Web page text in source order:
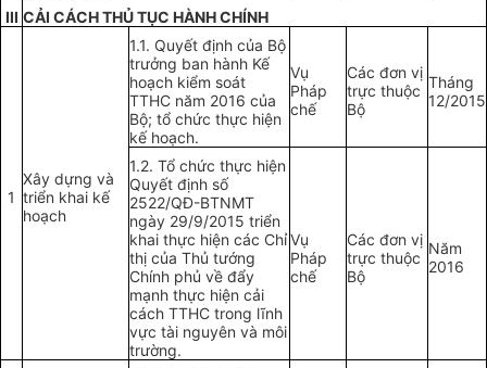
III CẢI CÁCH THỦ TỤC HÀNH CHÍNH
1
Xây dựng và
triển khai kế
hoạch
1.1. Quyết định của Bộ
trưởng ban hành Kế
hoạch kiểm soát
TTHC năm 2016 của
Bộ; tổ chức thực hiện
kế hoạch.
Vụ
Pháp
chế
Các đơn vị
trực thuộc
Bộ
Tháng
12/2015
1.2. Tổ chức thực hiện
Quyết định số
2522/QĐ-BTNMT
ngày 29/9/2015 triển
khai thực hiện các Chỉ
thị của Thủ tướng
Chính phủ về đẩy
mạnh thực hiện cải
cách TTHC trong lĩnh
vực tài nguyên và môi
trường.
Vụ
Pháp
chế
Các đơn vị
trực thuộc
Bộ
Năm
2016